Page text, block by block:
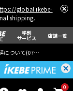
global.ikebe-
shipping.
学割
サービス 店舗一覧
について(07月29日
0